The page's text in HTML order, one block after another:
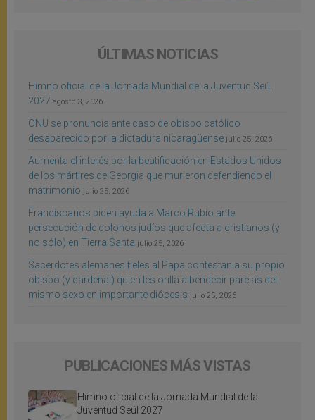
ÚLTIMAS NOTICIAS
Himno oficial de la Jornada Mundial de la Juventud Seúl
2027 agosto 3, 2026
ONU se pronuncia ante caso de obispo católico
desaparecido por la dictadura nicaragüense julio 25, 2026
Aumenta el interés por la beatificación en Estados Unidos
de los mártires de Georgia que murieron defendiendo el
matrimonio julio 25, 2026
Franciscanos piden ayuda a Marco Rubio ante
persecución de colonos judíos que afecta a cristianos (y
no sólo) en Tierra Santa julio 25, 2026
Sacerdotes alemanes fieles al Papa contestan a su propio
obispo (y cardenal) quien les orilla a bendecir parejas del
mismo sexo en importante diócesis julio 25, 2026
PUBLICACIONES MÁS VISTAS
Himno oficial de la Jornada Mundial de la
Juventud Seúl 2027